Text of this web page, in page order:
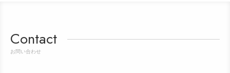
Contact
お問い合わせ